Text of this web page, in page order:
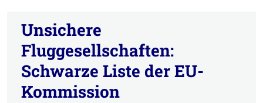
Unsichere
Fluggesellschaften:
Schwarze Liste der EU-
Kommission